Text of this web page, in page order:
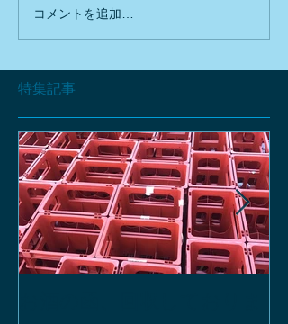
特集記事
コメントを追加…